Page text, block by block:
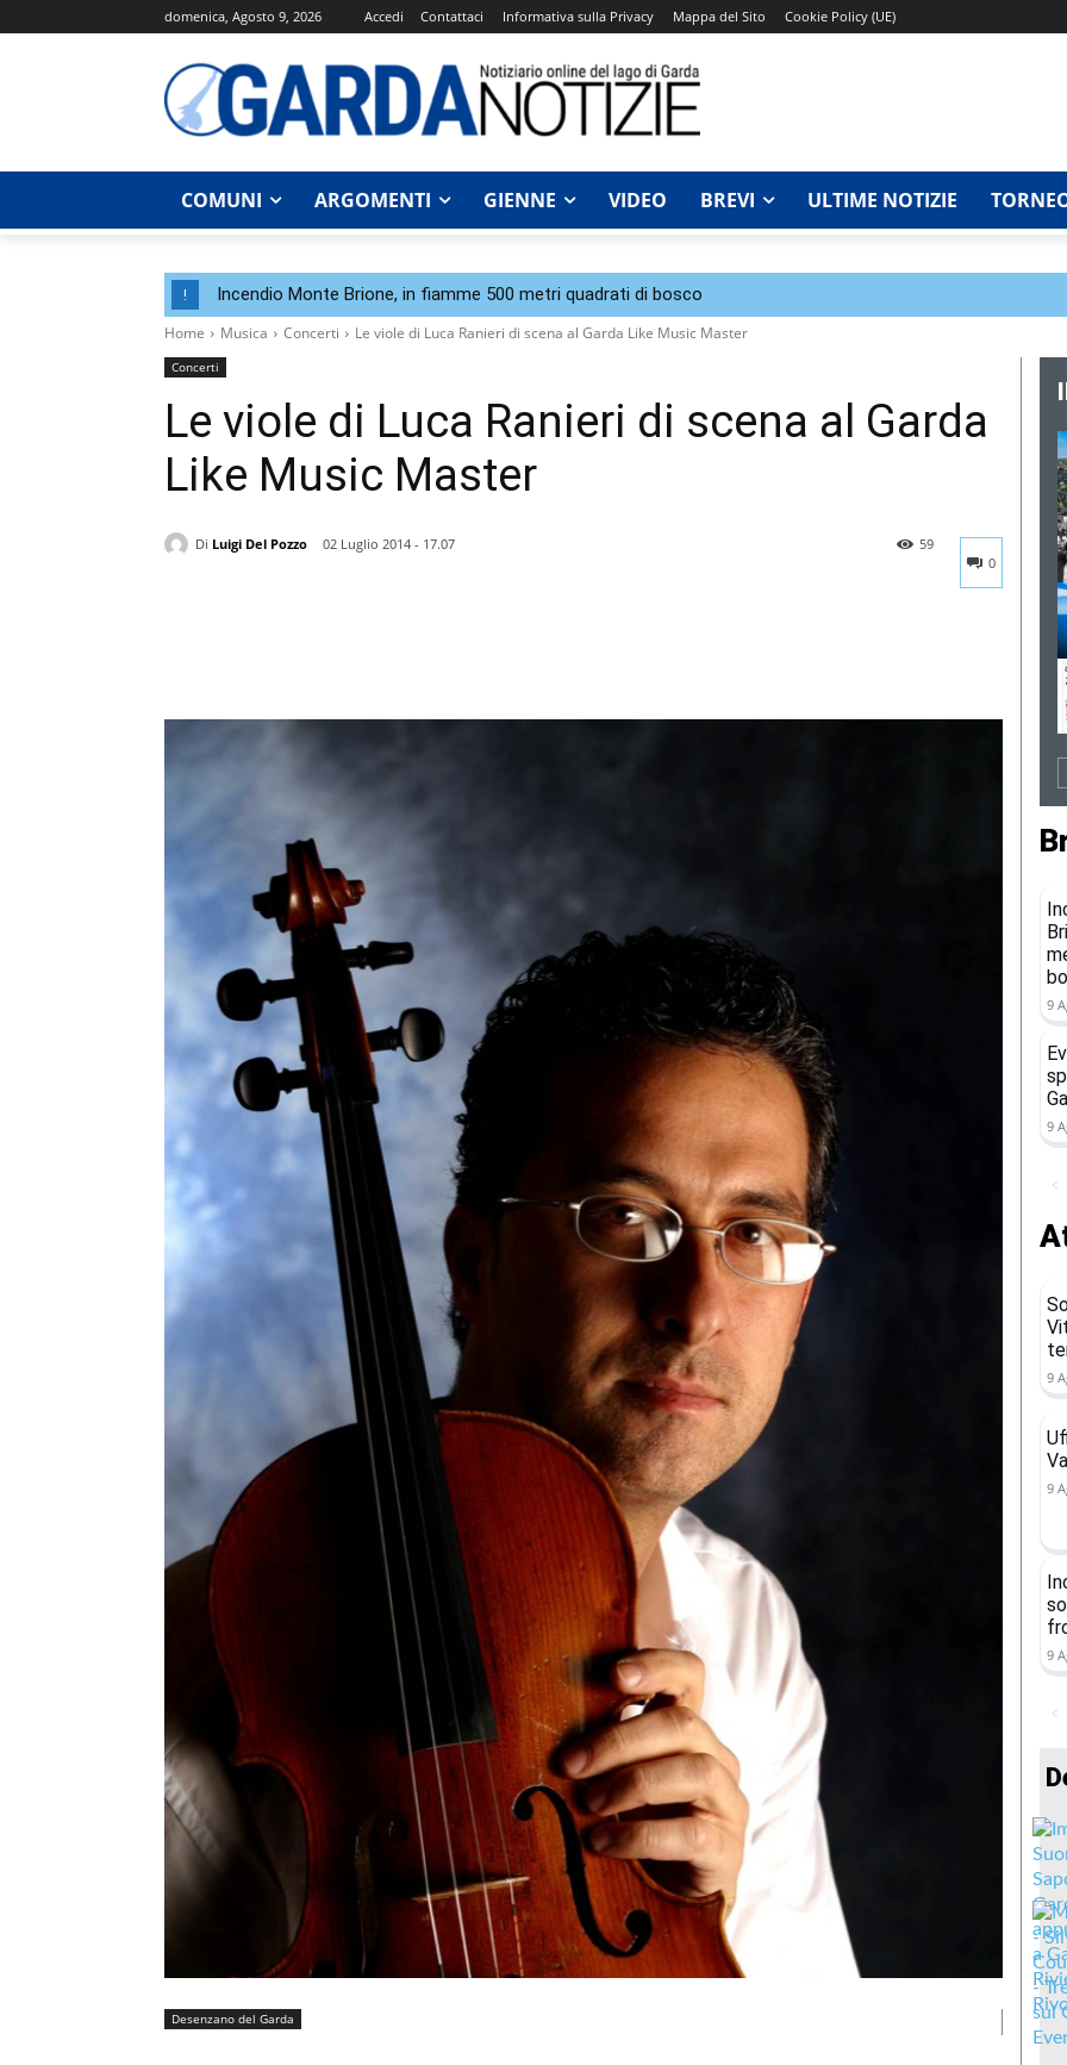
domenica, Agosto 9, 2026 Accedi Contattaci Informativa sulla Privacy Mappa del Sito Cookie Policy (UE)
COMUNI ARGOMENTI GIENNE VIDEO BREVI ULTIME NOTIZIE
! Incendio Monte Brione, in fiamme 500 metri quadrati di bosco
Home Musica Concerti Le viole di Luca Ranieri di scena al Garda Like Music Master
Concerti
Le viole di Luca Ranieri di scena al Garda
Like Music Master
Di Luigi Del Pozzo
02 Luglio 2014 - 17.07
0
59
Desenzano del Garda
9
9
9
9
9